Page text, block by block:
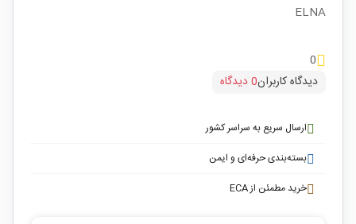
ELNA
0
دیدگاه کاربران0 دیدگاه
ارسال سریع به سراسر کشور
بسته‌بندی حرفه‌ای و ایمن
خرید مطمئن از ECA